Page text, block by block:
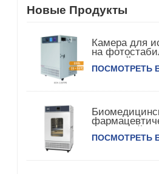
Новые Продукты
Камера для
на
сильной
150TPS
ПОСМОТРЕТЬ
вакцинный
медицинский
ПОСМОТРЕТЬ